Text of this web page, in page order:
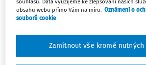
pojistného stát, jsou taxativně
7 odst. 1 zákona č. 48/1997 Sb.
pojištění a o změně a doplnění
zákonů, ve znění pozdějších předpisů.
řadíme například poživatele důchodů,
souhlasu. Data využijeme ke zlepšování našich
obsahu webu přímo Vám na míru. Oznámení o
souborů cookie
Zamítnout vše kromě nutných